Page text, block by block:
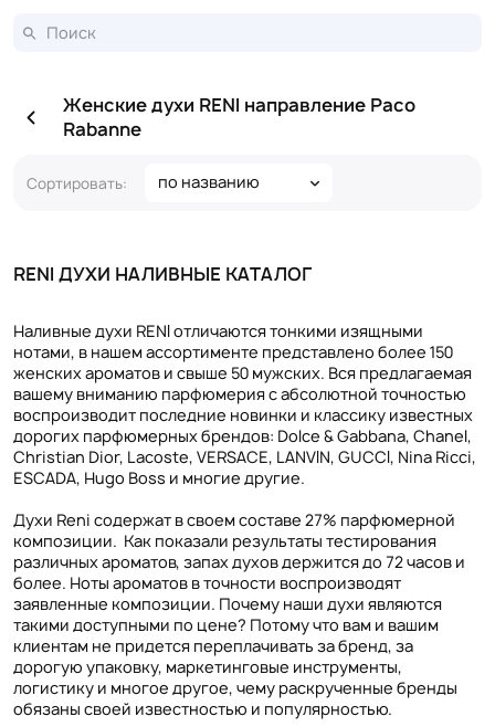
Женские духи RENI направление Paco
Rabanne
Сортировать: по названию
RENI ДУХИ НАЛИВНЫЕ КАТАЛОГ
Наливные духи RENI отличаются тонкими изящными
нотами, в нашем ассортименте представлено более 150
женских ароматов и свыше 50 мужских. Вся предлагаемая
вашему вниманию парфюмерия с абсолютной точностью
воспроизводит последние новинки и классику известных
дорогих парфюмерных брендов: Dolce & Gabbana, Chanel,
Christian Dior, Lacoste, VERSACE, LANVIN, GUCCI, Nina Ricci,
ESCADA, Hugo Boss и многие другие.
Духи Reni содержат в своем составе 27% парфюмерной
композиции. Как показали результаты тестирования
различных ароматов, запах духов держится до 72 часов и
более. Ноты ароматов в точности воспроизводят
заявленные композиции. Почему наши духи являются
такими доступными по цене? Потому что вам и вашим
клиентам не придется переплачивать за бренд, за
дорогую упаковку, маркетинговые инструменты,
логистику и многое другое, чему раскрученные бренды
обязаны своей известностью и популярностью.